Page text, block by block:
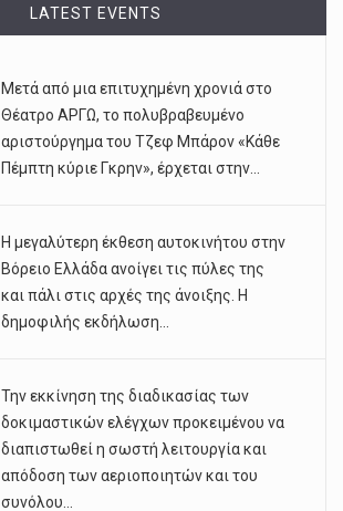
LATEST EVENTS
Μετά από μια επιτυχημένη χρονιά στο
Θέατρο ΑΡΓΩ, το πολυβραβευμένο
αριστούργημα του Τζεφ Μπάρον «Κάθε
Πέμπτη κύριε Γκρην», έρχεται στην...
Η μεγαλύτερη έκθεση αυτοκινήτου στην
Βόρειο Ελλάδα ανοίγει τις πύλες της
και πάλι στις αρχές της άνοιξης. Η
δημοφιλής εκδήλωση...
Την εκκίνηση της διαδικασίας των
δοκιμαστικών ελέγχων προκειμένου να
διαπιστωθεί η σωστή λειτουργία και
απόδοση των αεριοποιητών και του
συνόλου...